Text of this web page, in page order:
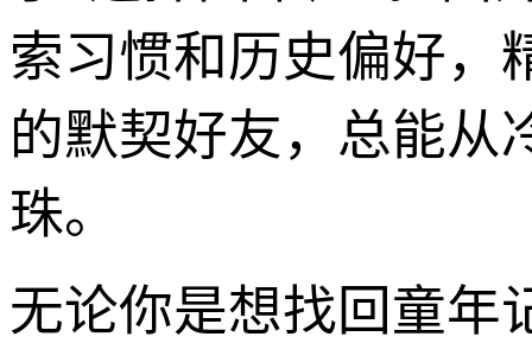
索习惯和历史偏好，
的默契好友，总能从
珠。
无论你是想找回童年